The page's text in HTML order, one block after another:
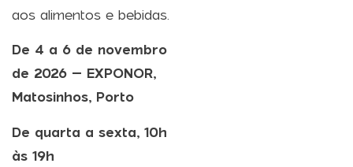
aos alimentos e bebidas.
De 4 a 6 de novembro
de 2026 – EXPONOR,
Matosinhos, Porto
De quarta a sexta, 10h
às 19h